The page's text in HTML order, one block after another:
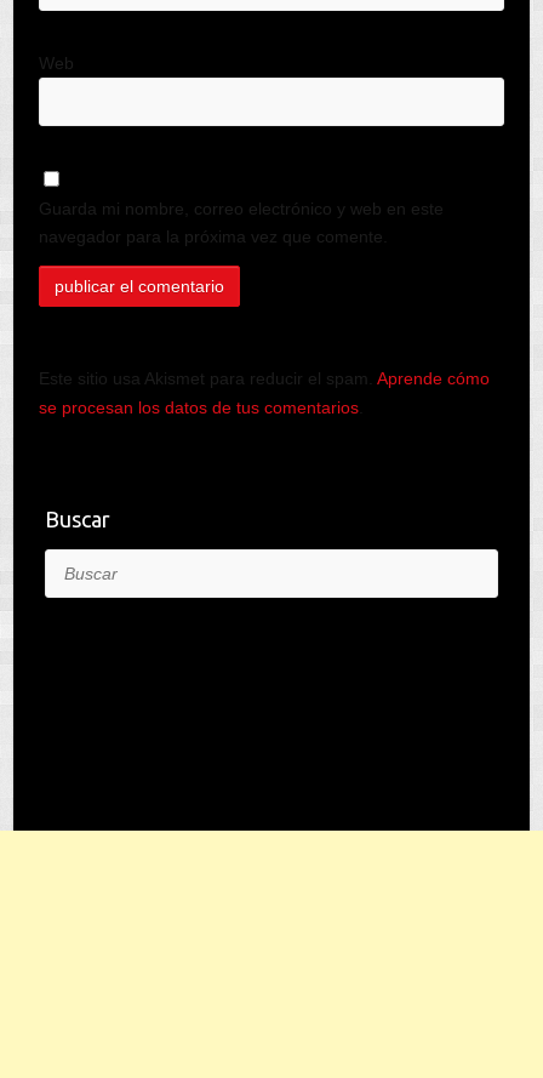
Web
Guarda mi nombre, correo electrónico y web en este
navegador para la próxima vez que comente.
Este sitio usa Akismet para reducir el spam. Aprende cómo
se procesan los datos de tus comentarios.
Buscar
Buscar